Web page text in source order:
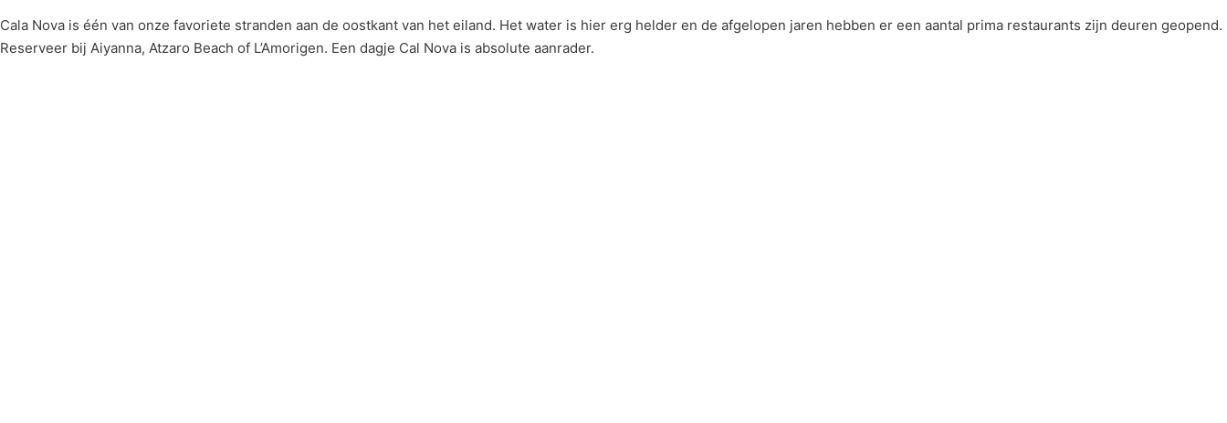
Cala Nova is één van onze favoriete stranden aan de oostkant van het eiland. Het water is hier erg helder en de afgelopen jaren hebben er een aantal prima restaurants zijn deuren geopend.
Reserveer bij Aiyanna, Atzaro Beach of L’Amorigen. Een dagje Cal Nova is absolute aanrader.